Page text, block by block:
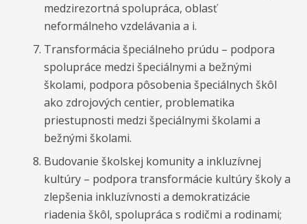
medzirezortná spolupráca, oblasť
neformálneho vzdelávania a i.
Transformácia špeciálneho prúdu – podpora
spolupráce medzi špeciálnymi a bežnými
školami, podpora pôsobenia špeciálnych škôl
ako zdrojových centier, problematika
priestupnosti medzi špeciálnymi školami a
bežnými školami.
Budovanie školskej komunity a inkluzívnej
kultúry – podpora transformácie kultúry školy a
zlepšenia inkluzívnosti a demokratizácie
riadenia škôl, spolupráca s rodičmi a rodinami;